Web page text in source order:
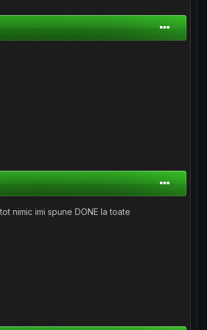
nimic imi spune DONE la toate